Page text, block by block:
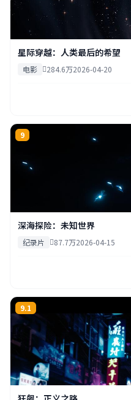
星际穿越：人类最后的希望
电影 284.6万2026-04-20
9
深海探险：未知世界
纪录片 87.7万2026-04-15
9.1